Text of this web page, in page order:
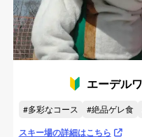
エーデル
多彩なコース 絶品ゲレ食
スキー場の詳細はこちら